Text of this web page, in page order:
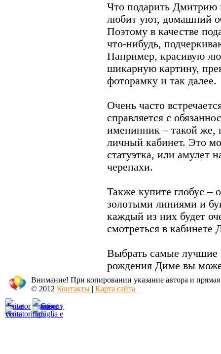
Что подарить Дмитрию
любит уют, домашний
Поэтому в качестве
что-нибудь,
Например, красивую
шикарную картину,
фоторамку и так далее.
Очень часто
справляется с
именинник – такой же,
личный кабинет. Это
статуэтка, или амулет
черепахи.
Также купите глобус
золотыми линиями и
каждый из них будет
смотреться в кабинете
Выбрать самые лучшие
рождения Диме вы
Внимание! При копировании указание автора и
© 2012 Контакты | Карта сайта